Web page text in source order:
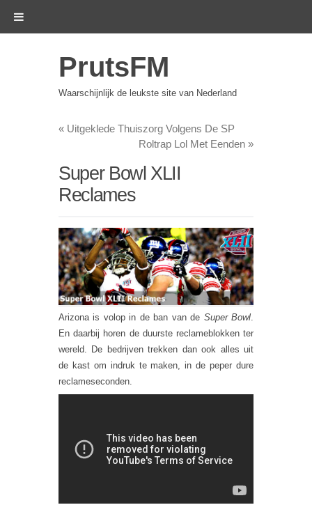
PrutsFM
Waarschijnlijk de leukste site van Nederland
« Uitgeklede Thuiszorg Volgens De SP
Roltrap Lol Met Eenden »
Super Bowl XLII
Reclames
Arizona is volop in de ban van de Super Bowl.
En daarbij horen de duurste reclameblokken ter
wereld. De bedrijven trekken dan ook alles uit
de kast om indruk te maken, in de peper dure
reclameseconden.